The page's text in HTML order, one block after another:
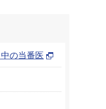
の当番医